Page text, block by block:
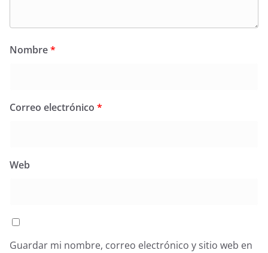
Nombre*
Correo electrónico *
Web
Guardar mi nombre, correo electrónico y sitio web en